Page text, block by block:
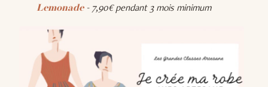
Lemonade- 7,90€ pendant 3 mois minimum